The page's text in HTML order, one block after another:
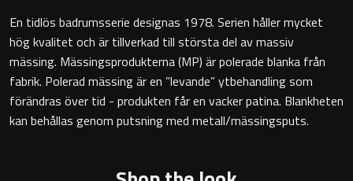
Badkarshandtag
Duschkorgar
Hyllor
En tidlös badrumsserie designas 1978. Serien håller mycket
hög kvalitet och är tillverkad till största del av massiv
mässing. Mässingsprodukterna (MP) är polerade blanka från
fabrik. Polerad mässing är en ”levande” ytbehandling som
förändras över tid - produkten får en vacker patina. Blankheten
kan behållas genom putsning med metall/mässingsputs.